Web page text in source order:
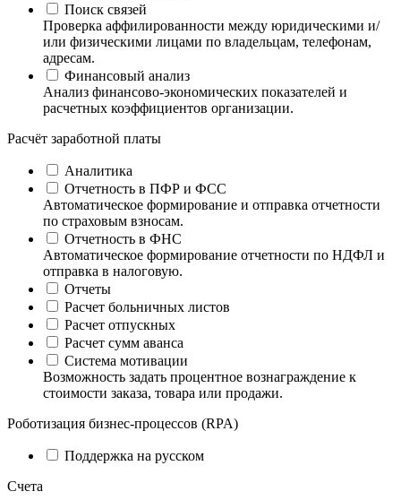
Поиск связей
Проверка аффилированности между юридическими и/
или физическими лицами по владельцам, телефонам,
адресам.
Финансовый анализ
Анализ финансово-экономических показателей и
расчетных коэффициентов организации.
Расчёт заработной платы
Аналитика
Отчетность в ПФР и ФСС
Автоматическое формирование и отправка отчетности
по страховым взносам.
Отчетность в ФНС
Автоматическое формирование отчетности по НДФЛ и
отправка в налоговую.
Отчеты
Расчет больничных листов
Расчет отпускных
Расчет сумм аванса
Система мотивации
Возможность задать процентное вознаграждение к
стоимости заказа, товара или продажи.
Роботизация бизнес-процессов (RPA)
Поддержка на русском
Счета